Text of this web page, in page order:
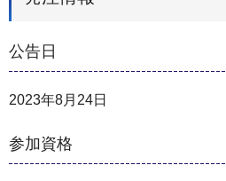
公告日
2023年8月24日
参加資格